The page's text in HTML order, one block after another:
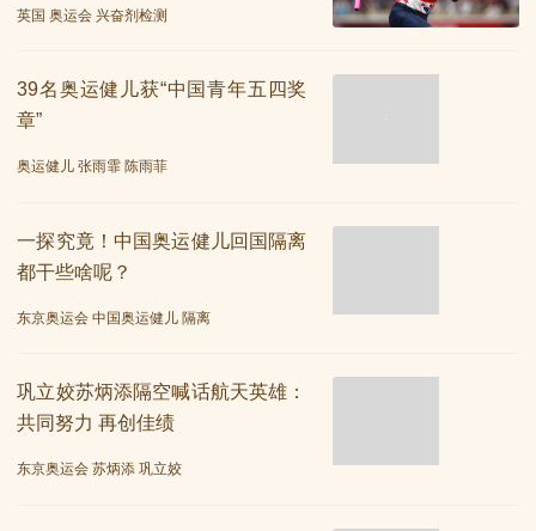
英国 奥运会 兴奋剂检测
39名奥运健儿获“中国青年五四奖
章”
奥运健儿 张雨霏 陈雨菲
一探究竟！中国奥运健儿回国隔离
都干些啥呢？
东京奥运会 中国奥运健儿 隔离
巩立姣苏炳添隔空喊话航天英雄：
共同努力 再创佳绩
东京奥运会 苏炳添 巩立姣